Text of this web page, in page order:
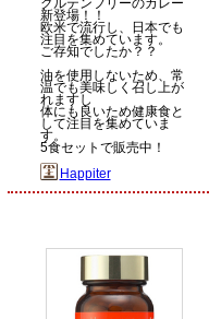
グルテンフリーのカレー
新登場！！
欧米で流行し、日本でも
注目を集めています。
ご存知でしたか？？
油を使用しないため、常
温でも美味しく召し上が
れますし
体にも良いため健康食と
して注目を集めていま
す。
5食セットで販売中！
Happiter